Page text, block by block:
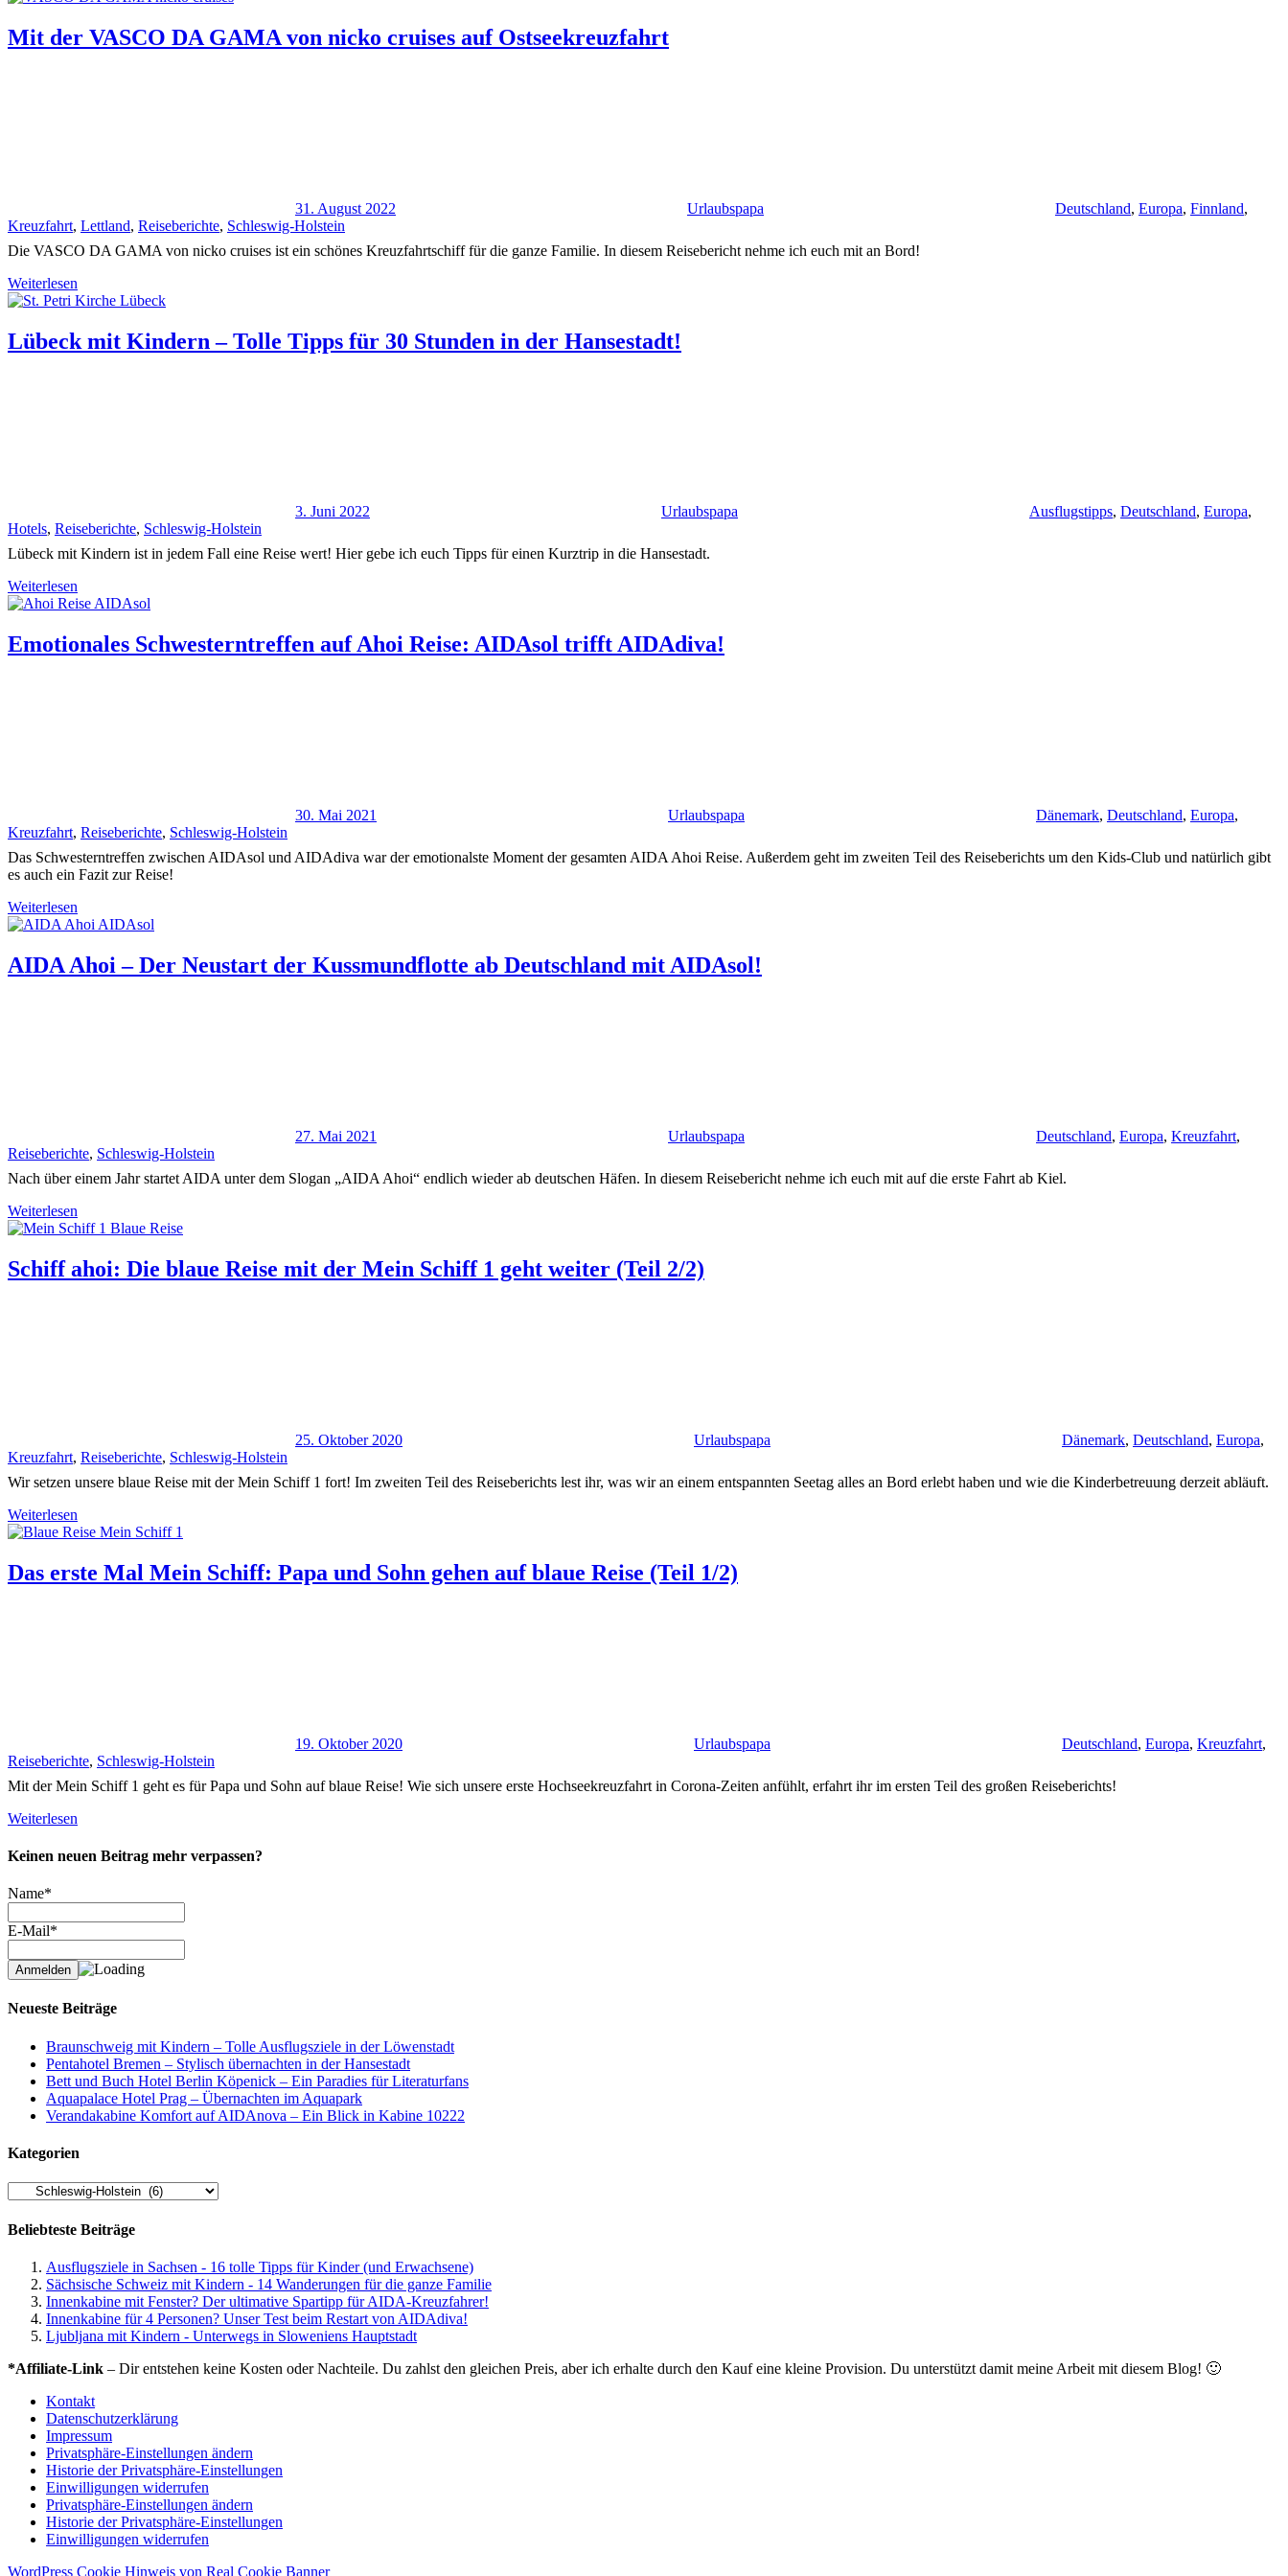
Mit der VASCO DA GAMA von nicko cruises auf Ostseekreuzfahrt
31. August 2022 Urlaubspapa Deutschland, Europa, Finnland,
Kreuzfahrt, Lettland, Reiseberichte, Schleswig-Holstein
Die VASCO DA GAMA von nicko cruises ist ein schönes Kreuzfahrtschiff für die ganze Familie. In diesem Reisebericht nehme ich euch mit an Bord!
Weiterlesen
Lübeck mit Kindern – Tolle Tipps für 30 Stunden in der Hansestadt!
3. Juni 2022 Urlaubspapa Ausflugstipps, Deutschland, Europa,
Hotels, Reiseberichte, Schleswig-Holstein
Lübeck mit Kindern ist in jedem Fall eine Reise wert! Hier gebe ich euch Tipps für einen Kurztrip in die Hansestadt.
Weiterlesen
Emotionales Schwesterntreffen auf Ahoi Reise: AIDAsol trifft AIDAdiva!
30. Mai 2021 Urlaubspapa Dänemark, Deutschland, Europa,
Kreuzfahrt, Reiseberichte, Schleswig-Holstein
Das Schwesterntreffen zwischen AIDAsol und AIDAdiva war der emotionalste Moment der gesamten AIDA Ahoi Reise. Außerdem geht im zweiten Teil des Reiseberichts um den Kids-Club und natürlich gibt
es auch ein Fazit zur Reise!
Weiterlesen
AIDA Ahoi – Der Neustart der Kussmundflotte ab Deutschland mit AIDAsol!
27. Mai 2021 Urlaubspapa Deutschland, Europa, Kreuzfahrt,
Reiseberichte, Schleswig-Holstein
Nach über einem Jahr startet AIDA unter dem Slogan „AIDA Ahoi“ endlich wieder ab deutschen Häfen. In diesem Reisebericht nehme ich euch mit auf die erste Fahrt ab Kiel.
Weiterlesen
Schiff ahoi: Die blaue Reise mit der Mein Schiff 1 geht weiter (Teil 2/2)
25. Oktober 2020 Urlaubspapa Dänemark, Deutschland, Europa,
Kreuzfahrt, Reiseberichte, Schleswig-Holstein
Wir setzen unsere blaue Reise mit der Mein Schiff 1 fort! Im zweiten Teil des Reiseberichts lest ihr, was wir an einem entspannten Seetag alles an Bord erlebt haben und wie die Kinderbetreuung derzeit abläuft.
Weiterlesen
Das erste Mal Mein Schiff: Papa und Sohn gehen auf blaue Reise (Teil 1/2)
19. Oktober 2020 Urlaubspapa Deutschland, Europa, Kreuzfahrt,
Reiseberichte, Schleswig-Holstein
Mit der Mein Schiff 1 geht es für Papa und Sohn auf blaue Reise! Wie sich unsere erste Hochseekreuzfahrt in Corona-Zeiten anfühlt, erfahrt ihr im ersten Teil des großen Reiseberichts!
Weiterlesen
Keinen neuen Beitrag mehr verpassen?
Name*
E-Mail*
Neueste Beiträge
Braunschweig mit Kindern – Tolle Ausflugsziele in der Löwenstadt
Pentahotel Bremen – Stylisch übernachten in der Hansestadt
Bett und Buch Hotel Berlin Köpenick – Ein Paradies für Literaturfans
Aquapalace Hotel Prag – Übernachten im Aquapark
Verandakabine Komfort auf AIDAnova – Ein Blick in Kabine 10222
Kategorien
Kategorien
Beliebteste Beiträge
Ausflugsziele in Sachsen - 16 tolle Tipps für Kinder (und Erwachsene)
Sächsische Schweiz mit Kindern - 14 Wanderungen für die ganze Familie
Innenkabine mit Fenster? Der ultimative Spartipp für AIDA-Kreuzfahrer!
Innenkabine für 4 Personen? Unser Test beim Restart von AIDAdiva!
Ljubljana mit Kindern - Unterwegs in Sloweniens Hauptstadt
*Affiliate-Link – Dir entstehen keine Kosten oder Nachteile. Du zahlst den gleichen Preis, aber ich erhalte durch den Kauf eine kleine Provision. Du unterstützt damit meine Arbeit mit diesem Blog! 🙂
Kontakt
Datenschutzerklärung
Impressum
Privatsphäre-Einstellungen ändern
Historie der Privatsphäre-Einstellungen
Einwilligungen widerrufen
Privatsphäre-Einstellungen ändern
Historie der Privatsphäre-Einstellungen
Einwilligungen widerrufen
WordPress Cookie Hinweis von Real Cookie Banner